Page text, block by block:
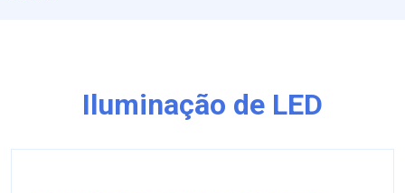
Iluminação de LED